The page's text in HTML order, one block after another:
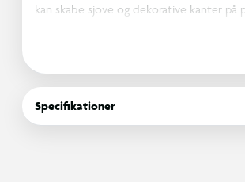
kan skabe sjove og dekorative kanter
Specifikationer